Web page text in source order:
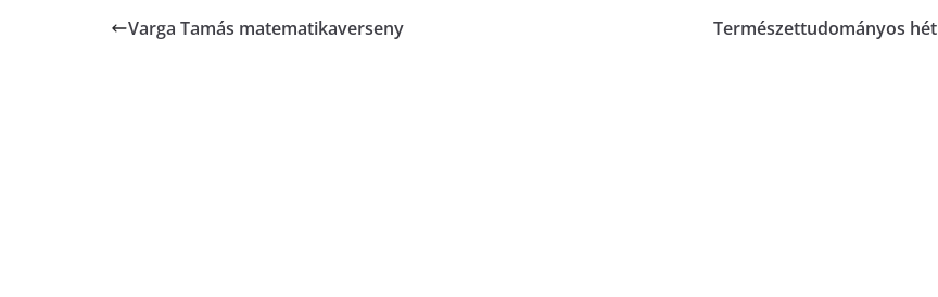
Varga Tamás matematikaverseny Természettudományos hét